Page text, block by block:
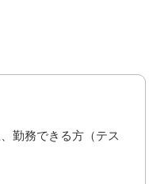
勤務できる方（テス